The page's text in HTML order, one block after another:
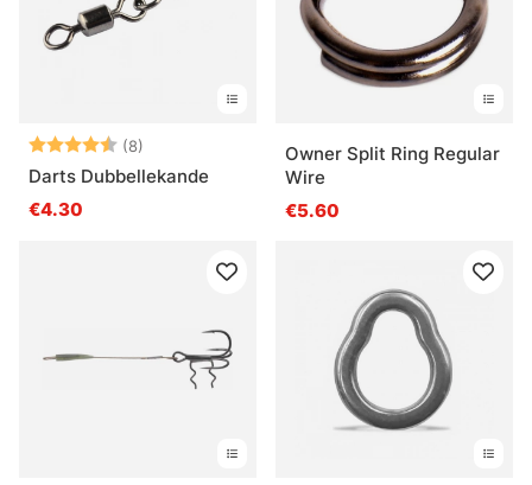
Beoordeling:
(8)
Darts Dubbellekande
€4.30
Owner Split Ring Regular
Wire
€5.60